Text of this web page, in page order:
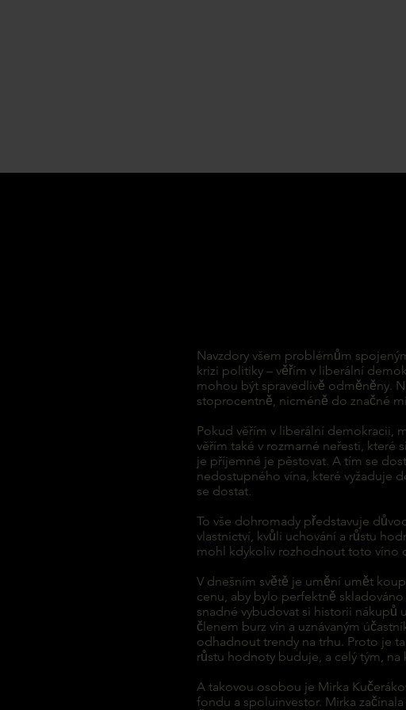
Navzdory všem problémům
krizi politiky – věřím v liberální
mohou být spravedlivě odměněny.
stoprocentně, nicméně do značné
Pokud věřím v liberální demokracii,
věřím také v rozmarné neřesti, které
je příjemné je pěstovat. A tím se
nedostupného vína, které vyžaduje
se dostat.
To vše dohromady představuje
vlastnictví, kvůli uchování a růstu
mohl kdykoliv rozhodnout toto víno
V dnešním světě je umění umět
cenu, aby bylo perfektně
snadné vybudovat si historii nákupů
členem burz vín a uznávaným
odhadnout trendy na trhu. Proto je
růstu hodnoty buduje, a celý tým,
A takovou osobou je Mirka
fondu a spoluinvestor. Mirka